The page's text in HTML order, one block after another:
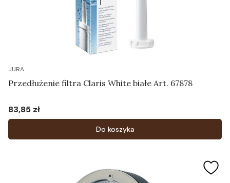
JURA
Przedłużenie filtra Claris White białe Art. 67878
Cena
83,85 zł
Do koszyka